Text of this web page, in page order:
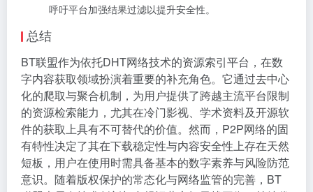
呼吁平台加强结果过滤以提升安全性。
总结
BT联盟作为依托DHT网络技术的资源索引平台，在数
字内容获取领域扮演着重要的补充角色。它通过去中心
化的爬取与聚合机制，为用户提供了跨越主流平台限制
的资源检索能力，尤其在冷门影视、学术资料及开源软
件的获取上具有不可替代的价值。然而，P2P网络的固
有特性决定了其在下载稳定性与内容安全性上存在天然
短板，用户在使用时需具备基本的数字素养与风险防范
意识。随着版权保护的常态化与网络监管的完善，BT